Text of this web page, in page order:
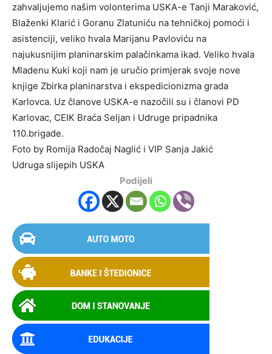
zahvaljujemo našim volonterima USKA-e Tanji Maraković,
Blaženki Klarić i Goranu Zlatuniću na tehničkoj pomoći i
asistenciji, veliko hvala Marijanu Pavloviću na
najukusnijim planinarskim palačinkama ikad. Veliko hvala
Mladenu Kuki koji nam je uručio primjerak svoje nove
knjige Zbirka planinarstva i ekspedicionizma grada
Karlovca. Uz članove USKA-e nazočili su i članovi PD
Karlovac, CEIK Braća Seljan i Udruge pripadnika
110.brigade.
Foto by Romija Radočaj Naglić i VIP Sanja Jakić
Udruga slijepih USKA
Podijeli